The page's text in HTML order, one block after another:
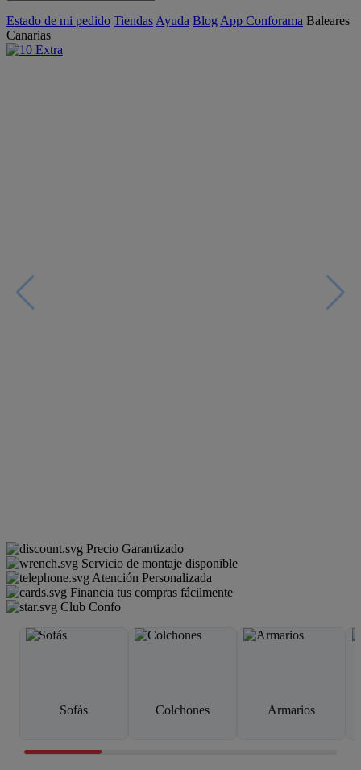
Estado de mi pedido Tiendas Ayuda Blog App Conforama Baleares
Canarias
Precio Garantizado
Servicio de montaje disponible
Atención Personalizada
Financia tus compras fácilmente
Club Confo
Sofás Colchones Armarios